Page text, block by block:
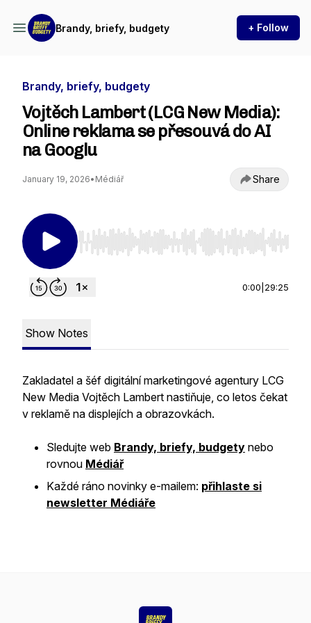
Brandy, briefy, budgety + Follow
Brandy, briefy, budgety
Vojtěch Lambert (LCG New Media):
Online reklama se přesouvá do AI
na Googlu
January 19, 2026• Médiář Share
Use Left/Right to seek, Home/End to jump to
0:00 29:25
Show Notes
Zakladatel a šéf digitální marketingové agentury LCG
New Media Vojtěch Lambert nastiňuje, co letos čekat
v reklamě na displejích a obrazovkách.
Sledujte web Brandy, briefy, budgety nebo
rovnou Médiář
Každé ráno novinky e-mailem: přihlaste si
newsletter Médiáře